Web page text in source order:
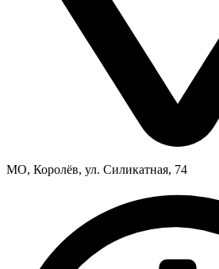
МО, Королёв, ул. Силикатная, 74